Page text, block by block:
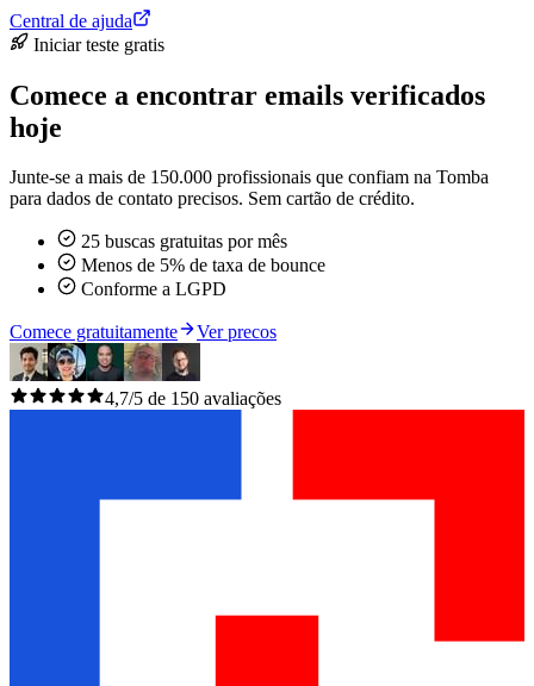
Central de ajuda
Iniciar teste gratis
Comece a encontrar emails verificados
hoje
Junte-se a mais de 150.000 profissionais que confiam na Tomba
para dados de contato precisos. Sem cartão de crédito.
25 buscas gratuitas por mês
Menos de 5% de taxa de bounce
Conforme a LGPD
Comece gratuitamente Ver precos
4,7/5 de 150 avaliações